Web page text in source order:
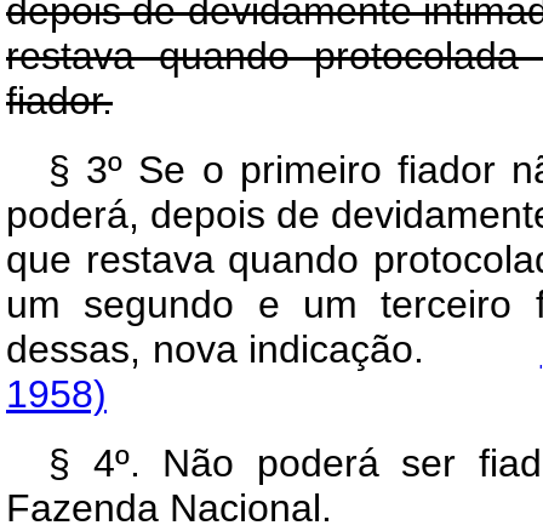
depois de devidamente
restava quando
fiador.
§ 3º Se o primeiro fiador
poderá, depois de
que restava quando
um segundo e um terceiro
dessas, nova indicação.
1958)
§ 4º. Não poderá ser
Fazenda Nacional.